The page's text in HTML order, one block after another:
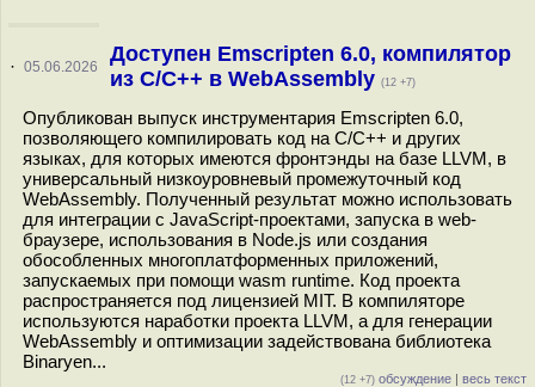
· 05.06.2026
Доступен Emscripten 6.0, компилятор
из C/C++ в WebAssembly (12 +7)
Опубликован выпуск инструментария Emscripten 6.0,
позволяющего компилировать код на C/C++ и других
языках, для которых имеются фронтэнды на базе LLVM, в
универсальный низкоуровневый промежуточный код
WebAssembly. Полученный результат можно использовать
для интеграции с JavaScript-проектами, запуска в web-
браузере, использования в Node.js или создания
обособленных многоплатформенных приложений,
запускаемых при помощи wasm runtime. Код проекта
распространяется под лицензией MIT. В компиляторе
используются наработки проекта LLVM, а для генерации
WebAssembly и оптимизации задействована библиотека
Binaryen...
(12 +7) обсуждение | весь текст